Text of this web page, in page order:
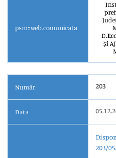
psm::web.comunicata
Instituției
și
Număr 203
Data
203/